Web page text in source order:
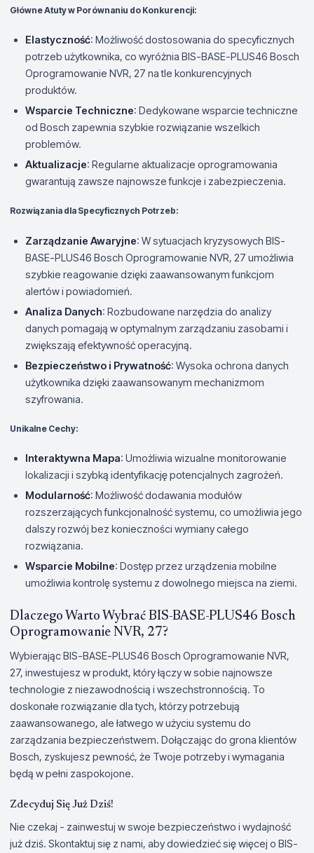
Główne Atuty w Porównaniu do Konkurencji:
Elastyczność: Możliwość dostosowania do specyficznych
potrzeb użytkownika, co wyróżnia BIS-BASE-PLUS46 Bosch
Oprogramowanie NVR, 27 na tle konkurencyjnych
produktów.
Wsparcie Techniczne: Dedykowane wsparcie techniczne
od Bosch zapewnia szybkie rozwiązanie wszelkich
problemów.
Aktualizacje: Regularne aktualizacje oprogramowania
gwarantują zawsze najnowsze funkcje i zabezpieczenia.
Rozwiązania dla Specyficznych Potrzeb:
Zarządzanie Awaryjne: W sytuacjach kryzysowych BIS-
BASE-PLUS46 Bosch Oprogramowanie NVR, 27 umożliwia
szybkie reagowanie dzięki zaawansowanym funkcjom
alertów i powiadomień.
Analiza Danych: Rozbudowane narzędzia do analizy
danych pomagają w optymalnym zarządzaniu zasobami i
zwiększają efektywność operacyjną.
Bezpieczeństwo i Prywatność: Wysoka ochrona danych
użytkownika dzięki zaawansowanym mechanizmom
szyfrowania.
Unikalne Cechy:
Interaktywna Mapa: Umożliwia wizualne monitorowanie
lokalizacji i szybką identyfikację potencjalnych zagrożeń.
Modularność: Możliwość dodawania modułów
rozszerzających funkcjonalność systemu, co umożliwia jego
dalszy rozwój bez konieczności wymiany całego
rozwiązania.
Wsparcie Mobilne: Dostęp przez urządzenia mobilne
umożliwia kontrolę systemu z dowolnego miejsca na ziemi.
Dlaczego Warto Wybrać BIS-BASE-PLUS46 Bosch
Oprogramowanie NVR, 27?
Wybierając BIS-BASE-PLUS46 Bosch Oprogramowanie NVR,
27, inwestujesz w produkt, który łączy w sobie najnowsze
technologie z niezawodnością i wszechstronnością. To
doskonałe rozwiązanie dla tych, którzy potrzebują
zaawansowanego, ale łatwego w użyciu systemu do
zarządzania bezpieczeństwem. Dołączając do grona klientów
Bosch, zyskujesz pewność, że Twoje potrzeby i wymagania
będą w pełni zaspokojone.
Zdecyduj Się Już Dziś!
Nie czekaj - zainwestuj w swoje bezpieczeństwo i wydajność
już dziś. Skontaktuj się z nami, aby dowiedzieć się więcej o BIS-